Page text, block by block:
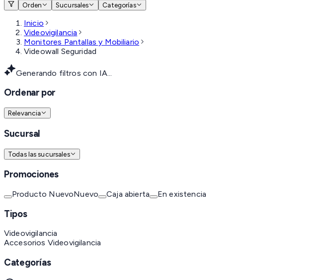
Orden
Sucursales Categorías
Inicio
Videovigilancia
Monitores Pantallas y Mobiliario
Videowall Seguridad
Generando filtros con IA...
Ordenar por
Relevancia
Sucursal
Todas las sucursales
Promociones
Producto NuevoNuevo Caja abierta En existencia
Tipos
Videovigilancia
Accesorios Videovigilancia
Categorías